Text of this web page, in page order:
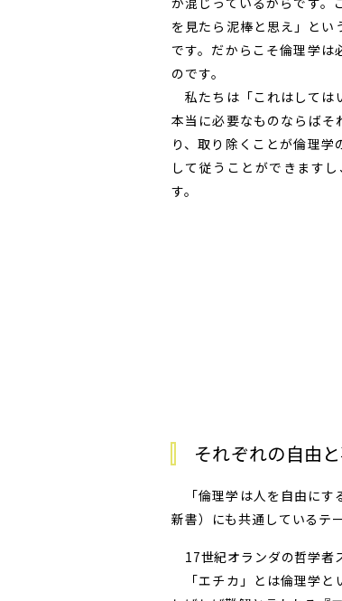
を見たら泥棒と思え」とい
です。だからこそ倫理学は
のです。
私たちは「これはしては
本当に必要なものならばそ
り、取り除くことが倫理
して従うことができます
す。
それぞれの自由
「倫理学は人を自由にす
新書）にも共通しているテー
17世紀オランダの哲学者
「エチカ」とは倫理学と